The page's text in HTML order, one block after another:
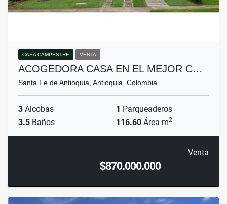
CASA CAMPESTRE VENTA
ACOGEDORA CASA EN EL MEJOR C…
Santa Fe de Antioquia, Antioquia, Colombia
3 Alcobas 1 Parqueaderos
3.5 Baños 116.60 Área m2
Venta
$870.000.000